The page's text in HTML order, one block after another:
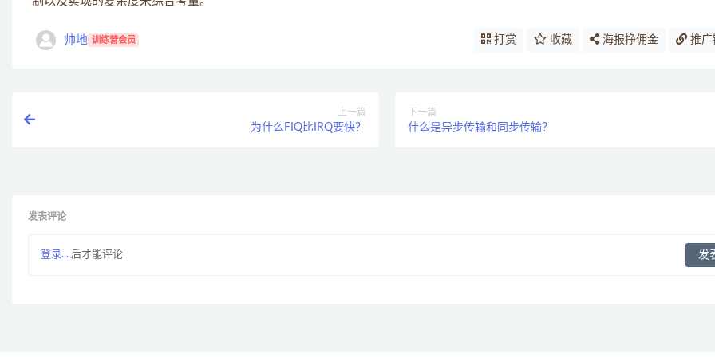
帅地 训练营会员 打赏 收藏 海报挣佣金 推广
上一篇
为什么FIQ比IRQ要快？
下一篇
什么是异步传输和同步传输？
发表评论
登录... 后才能评论